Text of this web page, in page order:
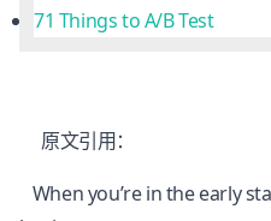
71 Things to A/B Test
原文引用：
When you’re in the early